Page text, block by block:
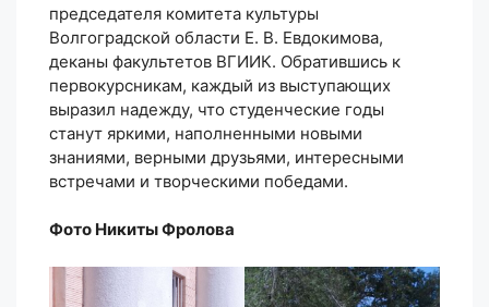
председателя комитета культуры
Волгоградской области Е. В. Евдокимова,
деканы факультетов ВГИИК. Обратившись к
первокурсникам, каждый из выступающих
выразил надежду, что студенческие годы
станут яркими, наполненными новыми
знаниями, верными друзьями, интересными
встречами и творческими победами.
Фото Никиты Фролова